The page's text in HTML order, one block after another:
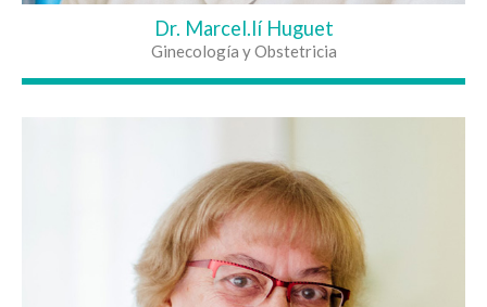
Dr. Marcel.lí Huguet
Ginecología y Obstetricia